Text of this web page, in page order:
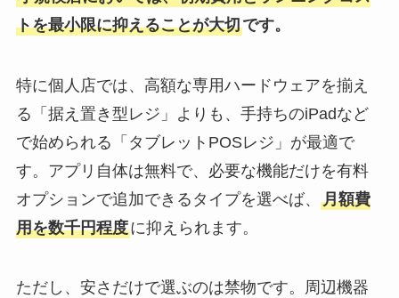
トを最小限に抑えることが大切です。
特に個人店では、高額な専用ハードウェアを揃え
る「据え置き型レジ」よりも、手持ちのiPadなど
で始められる「タブレットPOSレジ」が最適で
す。アプリ自体は無料で、必要な機能だけを有料
オプションで追加できるタイプを選べば、 月額費
用を数千円程度に抑えられます。
ただし、安さだけで選ぶのは禁物です。周辺機器